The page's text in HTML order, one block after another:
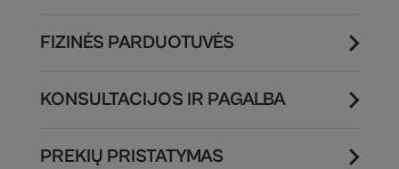
FIZINĖS PARDUOTUVĖS
KONSULTACIJOS IR PAGALBA
PREKIŲ PRISTATYMAS